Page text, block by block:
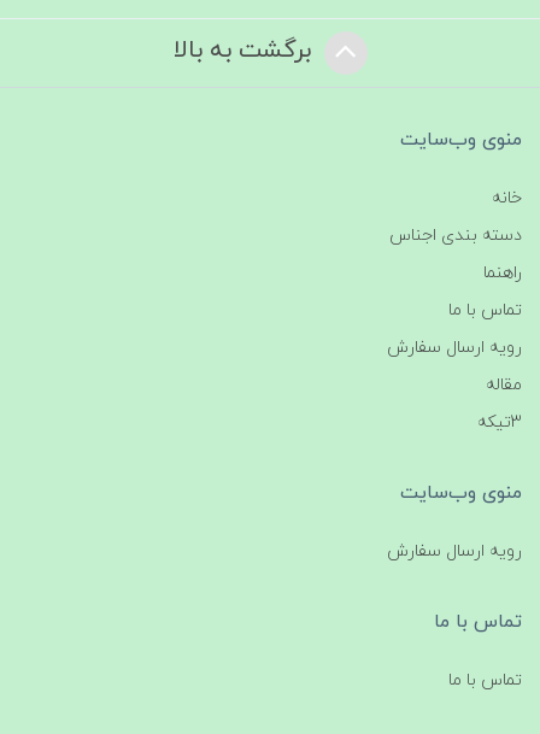
برگشت به بالا
منوی وب‌سایت
خانه
دسته بندی اجناس
راهنما
تماس با ما
رویه ارسال سفارش
مقاله
3تیکه
منوی وب‌سایت
رویه ارسال سفارش
تماس با ما
تماس با ما